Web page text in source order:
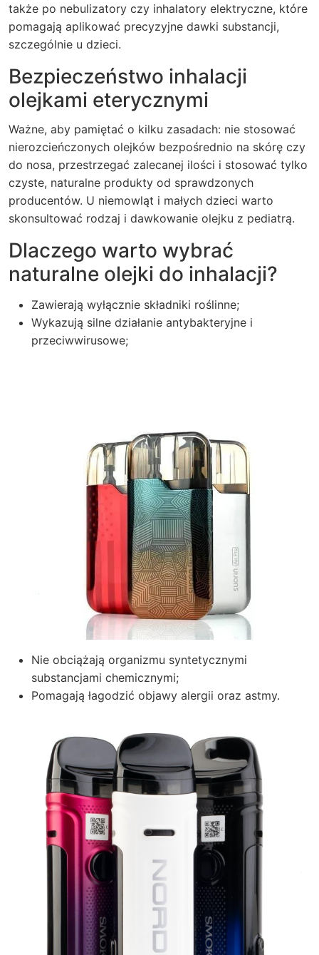
także po nebulizatory czy inhalatory elektryczne, które
pomagają aplikować precyzyjne dawki substancji,
szczególnie u dzieci.
Bezpieczeństwo inhalacji
olejkami eterycznymi
Ważne, aby pamiętać o kilku zasadach: nie stosować
nierozcieńczonych olejków bezpośrednio na skórę czy
do nosa, przestrzegać zalecanej ilości i stosować tylko
czyste, naturalne produkty od sprawdzonych
producentów. U niemowląt i małych dzieci warto
skonsultować rodzaj i dawkowanie olejku z pediatrą.
Dlaczego warto wybrać
naturalne olejki do inhalacji?
Zawierają wyłącznie składniki roślinne;
Wykazują silne działanie antybakteryjne i
przeciwwirusowe;
Nie obciążają organizmu syntetycznymi
substancjami chemicznymi;
Pomagają łagodzić objawy alergii oraz astmy.